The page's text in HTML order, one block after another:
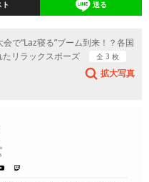
ト 送る
会で“Laz寝る”ブーム到来！？各国
リラックスポーズ
全 3 枚
拡大写真